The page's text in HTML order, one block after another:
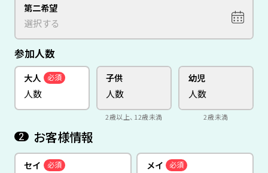
第二希望
参加人数
大人 必須 子供
2歳以上、12歳未満
幼児
2歳未満
2 お客様情報
セイ 必須 メイ 必須